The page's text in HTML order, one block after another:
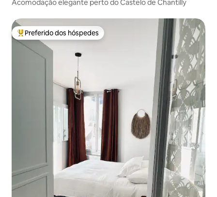
Acomodação elegante perto do Castelo de Chantilly
Entre os melhores preferidos dos hóspedes
Preferido dos hóspedes